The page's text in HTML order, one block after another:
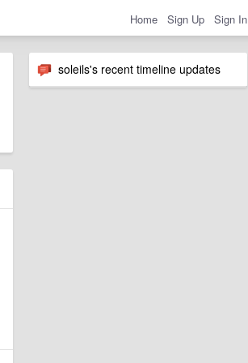
Home Sign Up Sign In
soleils's recent timeline updates